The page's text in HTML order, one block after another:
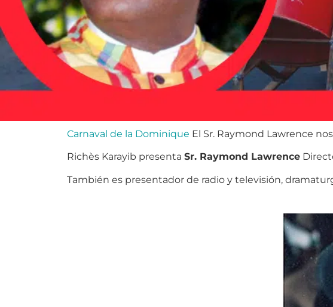
Carnaval de la Dominique El Sr. Raymond Lawrence
Richès Karayib presenta Sr. Raymond Lawrence
También es presentador de radio y televisión,